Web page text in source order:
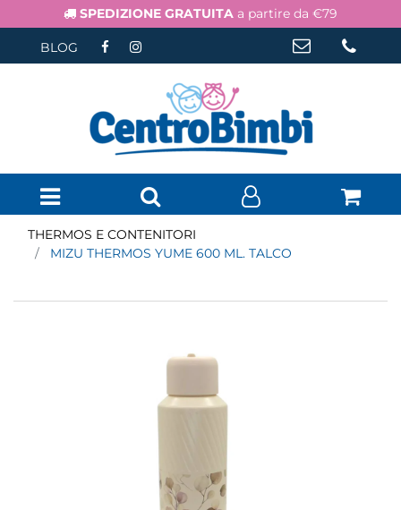
SPEDIZIONE GRATUITA a partire da €79
BLOG
Open menu
THERMOS E CONTENITORI
MIZU THERMOS YUME 600 ML. TALCO